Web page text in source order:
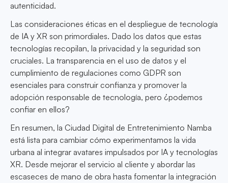
autenticidad.
Las consideraciones éticas en el despliegue de tecnología
de IA y XR son primordiales. Dado los datos que estas
tecnologías recopilan, la privacidad y la seguridad son
cruciales. La transparencia en el uso de datos y el
cumplimiento de regulaciones como GDPR son
esenciales para construir confianza y promover la
adopción responsable de tecnología, pero ¿podemos
confiar en ellos?
En resumen, la Ciudad Digital de Entretenimiento Namba
está lista para cambiar cómo experimentamos la vida
urbana al integrar avatares impulsados por IA y tecnologías
XR. Desde mejorar el servicio al cliente y abordar las
escaseces de mano de obra hasta fomentar la integración